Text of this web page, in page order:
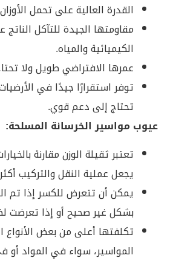
القدرة العالية على تحمل
مقاومتها الجيدة للتآكل الناتج
الكيميائية والمياه.
عمرها الافتراضي طويل ولا
توفر استقرارًا جيدًا في
تحتاج إلى دعم قوي.
عيوب مواسير الخرسانة المسلحة:
تعتبر ثقيلة الوزن مقارنة
يجعل عملية النقل والتركيب
يمكن أن تتعرض للكسر إذا تم
بشكل غير صحيح أو إذا تعرضت
تكلفتها أعلى من بعض الأنواع
المواسير، سواء في المواد أو